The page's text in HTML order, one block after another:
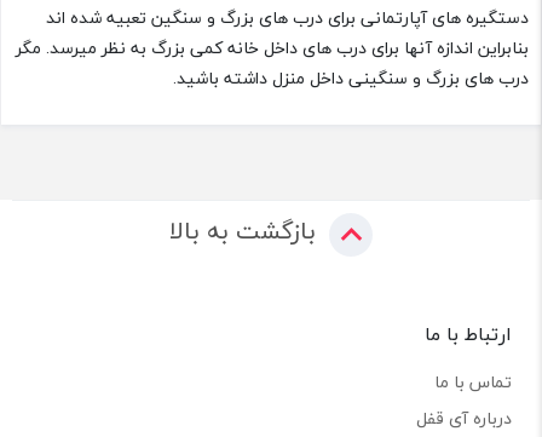
دستگیره های آپارتمانی برای درب های بزرگ و سنگین تعبیه شده اند
بنابراین اندازه آنها برای درب های داخل خانه کمی بزرگ به نظر میرسد. مگر
درب های بزرگ و سنگینی داخل منزل داشته باشید.
بازگشت به بالا
ارتباط با ما
تماس با ما
درباره آی قفل